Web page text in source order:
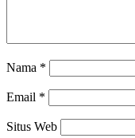
Nama *
Email *
Situs Web